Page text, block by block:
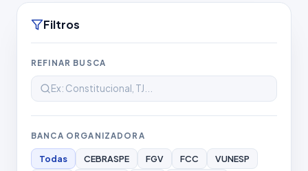
Filtros
REFINAR BUSCA
BANCA ORGANIZADORA
Todas CEBRASPE FGV FCC
VUNESP